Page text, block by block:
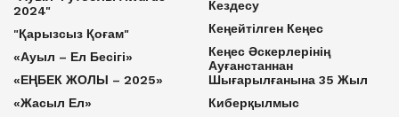
2024"
"Қарызсыз Қоғам"
«Ауыл – Ел Бесігі»
«ЕҢБЕК ЖОЛЫ – 2025»
«Жасыл Ел»
Кездесу
Кеңейтілген Кеңес
Кеңес Әскерлерінің
Ауғанстаннан
Шығарылғанына 35 Жыл
Киберқылмыс